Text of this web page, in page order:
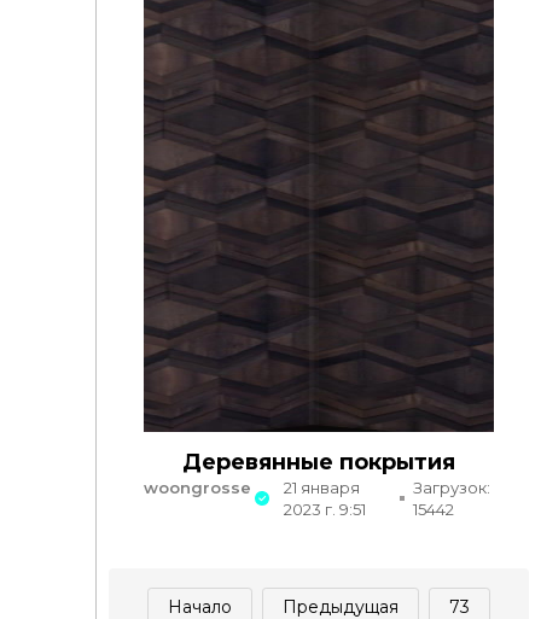
Деревянные покрытия
woongrosse
21 января
2023 г. 9:51
Загрузок:
15442
Начало Предыдущая
73